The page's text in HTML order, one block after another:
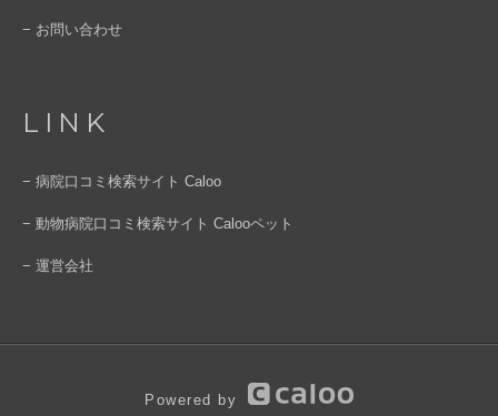
− お問い合わせ
LINK
− 病院口コミ検索サイト Caloo
− 動物病院口コミ検索サイト Calooペット
− 運営会社
Powered by